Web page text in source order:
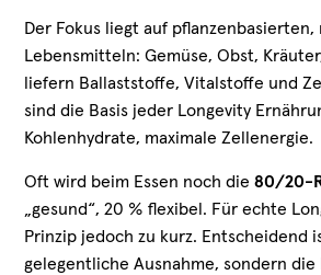
Der Fokus liegt auf
Lebensmitteln: Gemüse, Obst,
liefern Ballaststoffe, Vitalstoffe und
sind die Basis jeder Longevity
Kohlenhydrate, maximale Zellenergie.
Oft wird beim Essen noch die80/20-
„gesund“, 20 % flexibel. Für echte
Prinzip jedoch zu kurz. Entscheidend
gelegentliche Ausnahme, sondern die